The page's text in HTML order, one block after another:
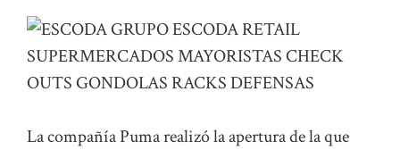
La compañía Puma realizó la apertura de la que